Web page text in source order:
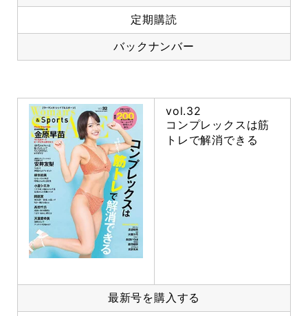
定期購読
バックナンバー
vol.32
コンプレックスは筋
トレで解消できる
最新号を購入する